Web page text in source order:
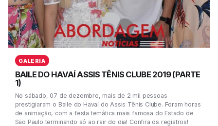
GALERIA
BAILE DO HAVAÍ ASSIS TÊNIS CLUBE 2019 (PARTE
1)
No sábado, 07 de dezembro, mais de 2 mil pessoas
prestigiaram o Baile do Havaí do Assis Tênis Clube. Foram horas
de animação, com a festa temática mais famosa do Estado de
São Paulo terminando só ao rair do dia! Confira os registros!